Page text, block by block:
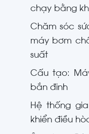
chạy bằng
Chăm sóc
máy bơm
suất
Cấu tạo:
bắn đinh
Hệ thống
khiển điều